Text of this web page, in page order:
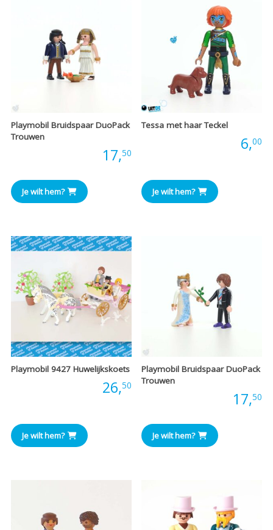
Playmobil Bruidspaar DuoPack
Trouwen
17,50
Je wilt hem?
Tessa met haar Teckel
6,00
Je wilt hem?
Playmobil 9427 Huwelijkskoets
26,50
Je wilt hem?
Playmobil Bruidspaar DuoPack
Trouwen
17,50
Je wilt hem?